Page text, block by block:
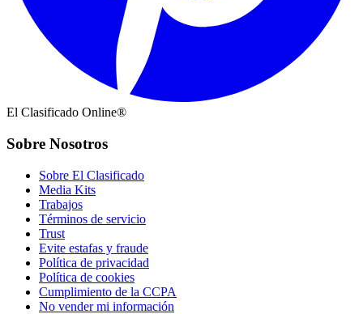
El Clasificado Online®
Sobre Nosotros
Sobre El Clasificado
Media Kits
Trabajos
Términos de servicio
Trust
Evite estafas y fraude
Política de privacidad
Política de cookies
Cumplimiento de la CCPA
No vender mi información